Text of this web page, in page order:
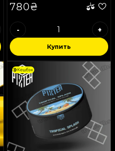
780₴
- +
Купить
Кешбэк